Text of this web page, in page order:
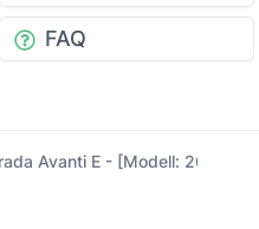
FAQ
Avanti E - [Modell: 2021]